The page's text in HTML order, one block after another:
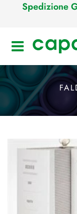
Spedizione
Open